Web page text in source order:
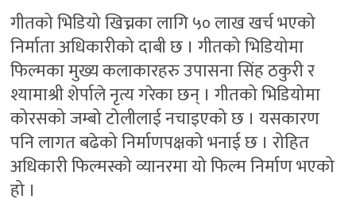
गीतको भिडियो खिच्नका लागि ५० लाख खर्च भएको
निर्माता अधिकारीको दाबी छ । गीतको भिडियोमा
फिल्मका मुख्य कलाकारहरु उपासना सिंह ठकुरी र
श्यामाश्री शेर्पाले नृत्य गरेका छन् । गीतको भिडियोमा
कोरसको जम्बो टोलीलाई नचाइएको छ । यसकारण
पनि लागत बढेको निर्माणपक्षको भनाई छ । रोहित
अधिकारी फिल्मस्को व्यानरमा यो फिल्म निर्माण भएको
हो ।